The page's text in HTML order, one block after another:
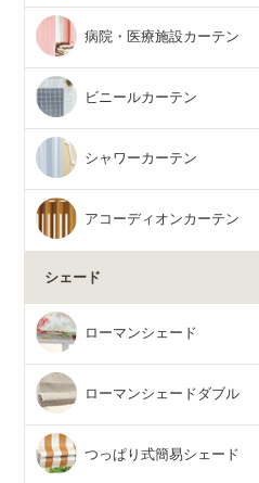
病院・医療施設カーテン
ビニールカーテン
シャワーカーテン
アコーディオンカーテン
シェード
ローマンシェード
ローマンシェードダブル
つっぱり式簡易シェード